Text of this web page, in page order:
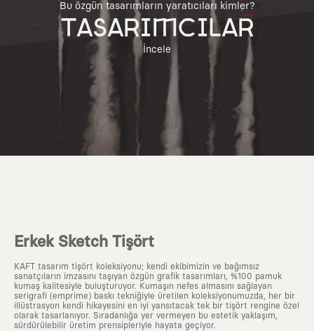
Bu özgün tasarımların yaratıcıları kimler?
TASARIMCILAR
İncele
Erkek Sketch Tişört
KAFT tasarım tişört koleksiyonu; kendi ekibimizin ve bağımsız
sanatçıların imzasını taşıyan özgün grafik tasarımları, %100 pamuk
kumaş kalitesiyle buluşturuyor. Kumaşın nefes almasını sağlayan
serigrafi (emprime) baskı tekniğiyle üretilen koleksiyonumuzda, her bir
illüstrasyon kendi hikayesini en iyi yansıtacak tek bir tişört rengine özel
olarak tasarlanıyor. Sıradanlığa yer vermeyen bu estetik yaklaşım,
sürdürülebilir üretim prensipleriyle hayata geçiyor.